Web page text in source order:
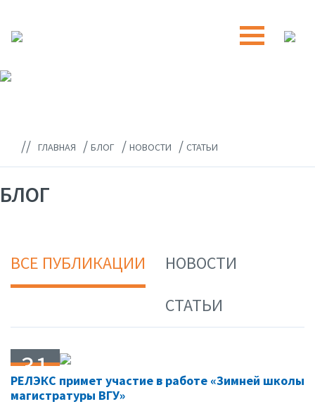
// ГЛАВНАЯ / БЛОГ / НОВОСТИ / СТАТЬИ
БЛОГ
ВСЕ ПУБЛИКАЦИИ
НОВОСТИ
СТАТЬИ
31
01.12
РЕЛЭКС примет участие в работе «Зимней школы
магистратуры ВГУ»